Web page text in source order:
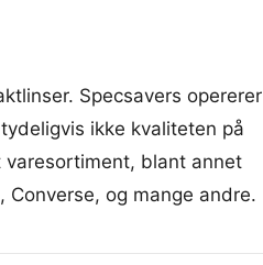
Specsavers opererer
ikke kvaliteten på
varesortiment, blant annet
Converse, og mange andre.